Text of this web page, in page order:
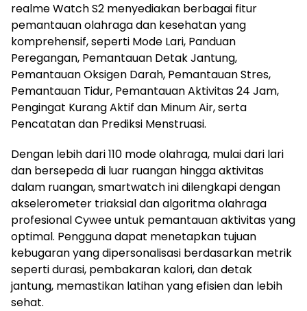
realme Watch S2 menyediakan berbagai fitur
pemantauan olahraga dan kesehatan yang
komprehensif, seperti Mode Lari, Panduan
Peregangan, Pemantauan Detak Jantung,
Pemantauan Oksigen Darah, Pemantauan Stres,
Pemantauan Tidur, Pemantauan Aktivitas 24 Jam,
Pengingat Kurang Aktif dan Minum Air, serta
Pencatatan dan Prediksi Menstruasi.
Dengan lebih dari 110 mode olahraga, mulai dari lari
dan bersepeda di luar ruangan hingga aktivitas
dalam ruangan, smartwatch ini dilengkapi dengan
akselerometer triaksial dan algoritma olahraga
profesional Cywee untuk pemantauan aktivitas yang
optimal. Pengguna dapat menetapkan tujuan
kebugaran yang dipersonalisasi berdasarkan metrik
seperti durasi, pembakaran kalori, dan detak
jantung, memastikan latihan yang efisien dan lebih
sehat.